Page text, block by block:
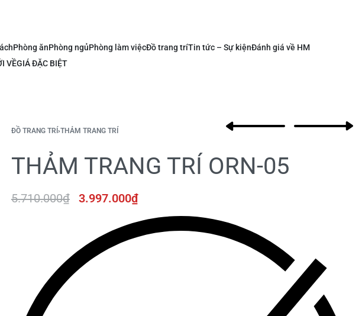
Phòng ănPhòng ngủPhòng làm việcĐồ trang tríTin tức – Sự kiệnĐánh giá về HM
VỀGIÁ ĐẶC BIỆT
ĐỒ TRANG TRÍ ›THẢM TRANG TRÍ
THẢM TRANG TRÍ ORN-05
5.710.000₫ 3.997.000₫